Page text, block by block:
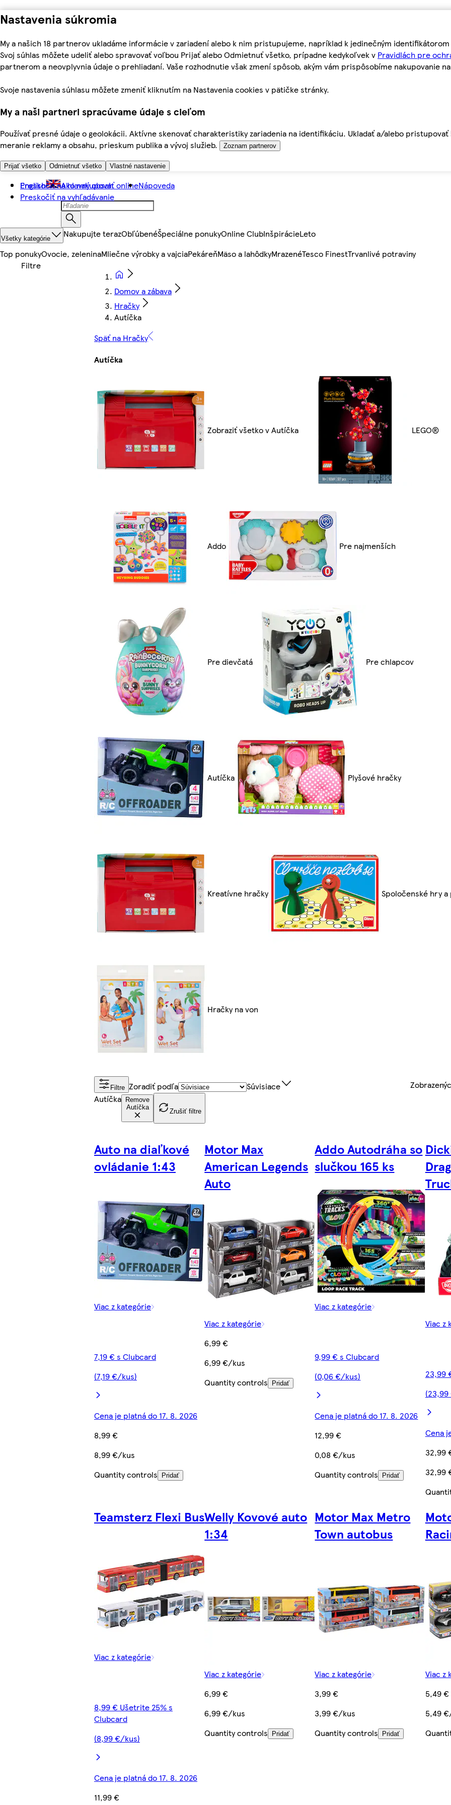
Nastavenia súkromia
My a našich 18 partnerov ukladáme informácie v zariadení alebo k nim pristupujeme, napríklad k jedinečným
Svoj súhlas môžete udeliť alebo spravovať voľbou Prijať alebo Odmietnuť všetko, prípadne kedykoľvek v Pravidlách pre
partnerom a neovplyvnia údaje o prehliadaní. Vaše rozhodnutie však zmení spôsob, akým vám prispôsobíme nakupovanie
Svoje nastavenia súhlasu môžete zmeniť kliknutím na Nastavenia cookies v pätičke stránky.
My a naši partneri spracúvame údaje s cieľom
Používať presné údaje o geolokácii. Aktívne skenovať charakteristiky zariadenia na identifikáciu. Ukladať a/alebo
meranie reklamy a obsahu, prieskum publika a vývoj služieb.
Zoznam partnerov
Prijať všetko Odmietnuť všetko Vlastné nastavenie
Preskočiť na hlavný obsah
Preskočiť na vyhľadávanie
English Ako nakupovať onlineNápoveda
Všetky kategórie Nakupujte terazObľúbenéŠpeciálne ponukyOnline ClubInšpirácieLeto
Top ponukyOvocie, zeleninaMliečne výrobky a vajciaPekáreňMäso a lahôdkyMrazenéTesco FinestTrvanlivé potraviny
Domov a zábava
Hračky
Autíčka
Späť na Hračky
Autíčka
Zobraziť všetko v Autíčka LEGO®
Addo Pre najmenších
Pre dievčatá Pre chlapcov
Autíčka Plyšové hračky
Kreatívne hračky Spoločenské hry a
Hračky na von
Filtre Zoradiť podľa Súvisiace
Autíčka
Remove
Autíčka
Zrušiť filtre
Auto na diaľkové
ovládanie 1:43
Viac z kategórie
7,19 € s Clubcard
(7,19 €/kus)
Cena je platná do 17. 8. 2026
8,99 €
8,99 €/kus
Quantity controls
Pridať
Motor Max
American Legends
Auto
Viac z kategórie
6,99 €
6,99 €/kus
Quantity controls
Pridať
Addo Autodráha so
slučkou 165 ks
Viac z kategórie
9,99 € s Clubcard
(0,06 €/kus)
Cena je platná do 17. 8. 2026
12,99 €
0,08 €/kus
Quantity controls
Pridať
Viac z
23,99
Cena
32,99
32,99
Teamsterz Flexi Bus
Viac z kategórie
8,99 € Ušetrite 25% s
Clubcard
(8,99 €/kus)
Cena je platná do 17. 8. 2026
11,99 €
Welly Kovové auto
1:34
Viac z kategórie
6,99 €
6,99 €/kus
Quantity controls
Pridať
Motor Max Metro
Town autobus
Viac z kategórie
3,99 €
3,99 €/kus
Quantity controls
Pridať
Viac z
5,49 €
5,49